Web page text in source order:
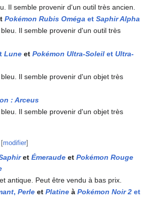
Il semble provenir d'un outil très ancien.
Pokémon Rubis Oméga et Saphir Alpha
Il semble provenir d'un outil très
Lune et Pokémon Ultra-Soleil et Ultra-
Il semble provenir d'un objet très
: Arceus
Il semble provenir d'un objet très
[modifier]
et Émeraude et Pokémon Rouge
antique. Peut être vendu à bas prix.
, Perle et Platine à Pokémon Noir 2 et